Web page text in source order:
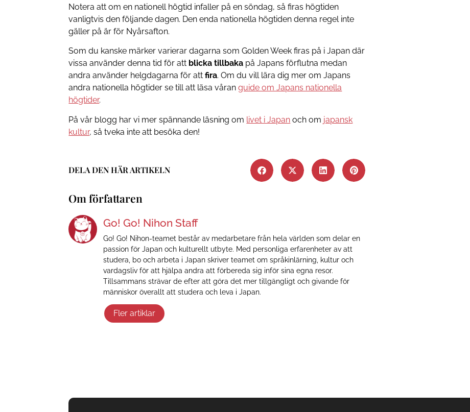
Notera att om en nationell högtid infaller på en söndag, så firas högtiden
vanligtvis den följande dagen. Den enda nationella högtiden denna regel inte
gäller på är för Nyårsafton.
Som du kanske märker varierar dagarna som Golden Week firas på i Japan där
vissa använder denna tid för att blicka tillbaka på Japans förflutna medan
andra använder helgdagarna för attfira. Om du vill lära dig mer om Japans
andra nationella högtider se till att läsa våranguide om Japans nationella
högtider.
På vår blogg har vi mer spännande läsning om livet i Japan och om japansk
kultur, så tveka inte att besöka den!
DELA DEN HÄR ARTIKELN
Om författaren
Go! Go! Nihon Staff
Go! Go! Nihon-teamet består av medarbetare från hela världen som delar en
passion för Japan och kulturellt utbyte. Med personliga erfarenheter av att
studera, bo och arbeta i Japan skriver teamet om språkinlärning, kultur och
vardagsliv för att hjälpa andra att förbereda sig inför sina egna resor.
Tillsammans strävar de efter att göra det mer tillgängligt och givande för
människor överallt att studera och leva i Japan.
Fler artiklar